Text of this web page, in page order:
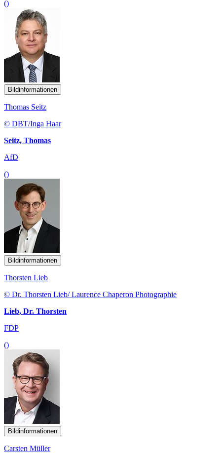
()
Bildinformationen
Thomas Seitz
© DBT/Inga Haar
Seitz, Thomas
AfD
()
Bildinformationen
Thorsten Lieb
© Dr. Thorsten Lieb/ Laurence Chaperon Photographie
Lieb, Dr. Thorsten
FDP
()
Bildinformationen
Carsten Müller